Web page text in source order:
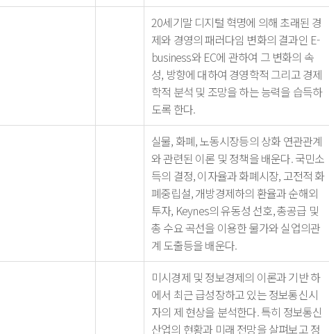
20세기말 디지털 혁명에 의해 초래된 경
제와 경영의 패러다임 변화의 결과인 E-
business와 EC에 관하여 그 변화의 속
성, 방향에 대하여 경영학적 그리고 경제
학적 분석 및 조망을 하는 능력을 습득하
도록 한다.
실물, 화폐, 노동시장등의 상화 연관관계
와 관련된 이론 및 정책을 배운다. 국민소
득의 결정, 이자율과 화폐시장, 고전적 화
폐중립설, 개방경제하의 환율과 순해외
투자, Keynes의 유동성 선호, 총공급 및
총 수요 곡선을 이용한 물가와 실업의관
계 도출등을 배운다.
미시경제 및 정보경제의 이론과 기반 하
에서 최근 급성장하고 있는 정보통신시
자의 제 현상을 분석한다. 특히 정보통신
산업의 현황과 미래 전망을 살펴보고 정